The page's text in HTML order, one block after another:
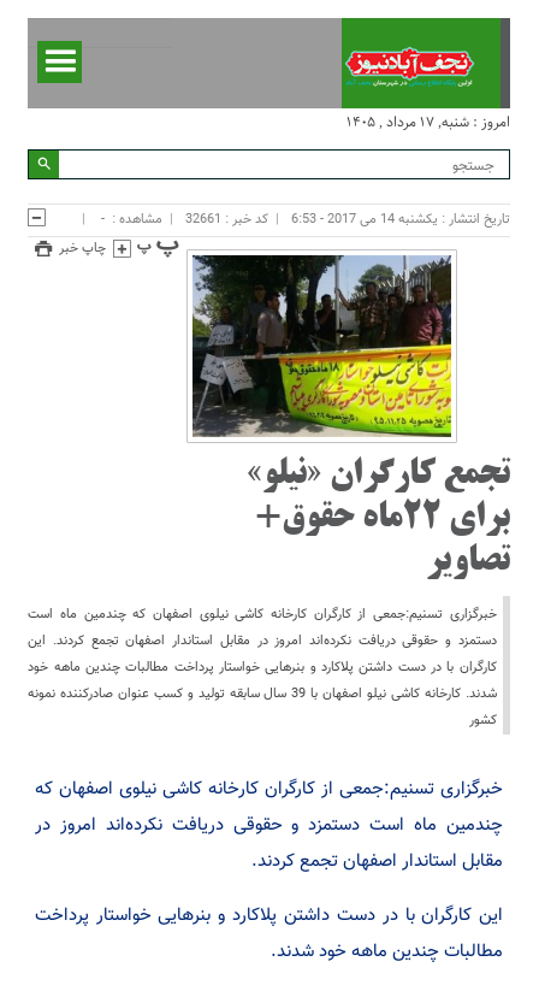
امروز : شنبه, ۱۷ مرداد , ۱۴۰۵
تاریخ انتشار : یکشنبه 14 می 2017 - 6:53 کد خبر : 32661 مشاهده : -
چاپ خبر
تجمع کارگران «نیلو»
برای 22ماه حقوق+
تصاویر
خبرگزاری تسنیم:جمعی از کارگران کارخانه کاشی نیلوی اصفهان که چندمین ماه است
دستمزد و حقوقی دریافت نکرده‌اند امروز در مقابل استاندار اصفهان تجمع کردند. این
کارگران با در دست داشتن پلاکارد و بنرهایی خواستار پرداخت مطالبات چندین ماهه خود
شدند. کارخانه کاشی نیلو اصفهان با 39 سال سابقه تولید و کسب عنوان صادرکننده نمونه
کشور
خبرگزاری تسنیم:جمعی از کارگران کارخانه کاشی نیلوی اصفهان که
چندمین ماه است دستمزد و حقوقی دریافت نکرده‌اند امروز در
مقابل استاندار اصفهان تجمع کردند.
این کارگران با در دست داشتن پلاکارد و بنرهایی خواستار پرداخت
مطالبات چندین ماهه خود شدند.